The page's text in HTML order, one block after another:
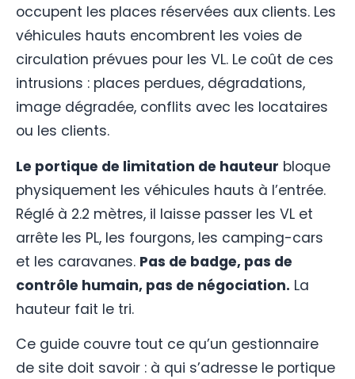
occupent les places réservées aux clients. Les
véhicules hauts encombrent les voies de
circulation prévues pour les VL. Le coût de ces
intrusions : places perdues, dégradations,
image dégradée, conflits avec les locataires
ou les clients.
Le portique de limitation de hauteur bloque
physiquement les véhicules hauts à l’entrée.
Réglé à 2.2 mètres, il laisse passer les VL et
arrête les PL, les fourgons, les camping-cars
et les caravanes. Pas de badge, pas de
contrôle humain, pas de négociation. La
hauteur fait le tri.
Ce guide couvre tout ce qu’un gestionnaire
de site doit savoir : à qui s’adresse le portique